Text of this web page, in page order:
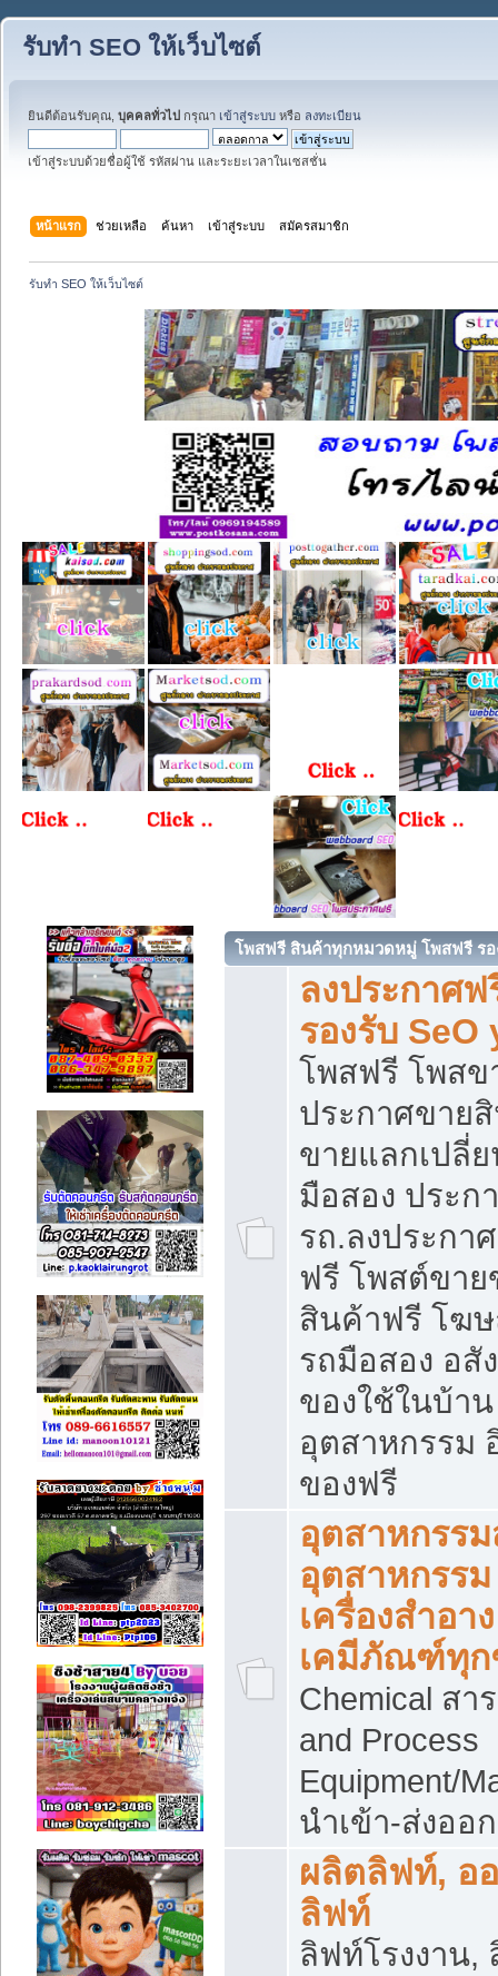
รับทำ SEO ให้เว็บไซต์
ยินดีต้อนรับคุณ, บุคคลทั่วไป กรุณา เข้าสู่ระบบ หรือ ลงทะเบียน
เข้าสู่ระบบด้วยชื่อผู้ใช้ รหัสผ่าน และระยะเวลาในเซสชั่น
หน้าแรก ช่วยเหลือ ค้นหา เข้าสู่ระบบ สมัครสมาชิก
รับทำ SEO ให้เว็บไซต์
โพสฟรี สินค้าทุกหมวดหมู่ โพสฟรี รอ
ลงประกาศ
รองรับ
โพสฟรี โพสข
ประกาศขาย
ขายแลกเปลี่
มือสอง ประก
รถ.ลงประกา
ฟรี โพสต์ขา
สินค้าฟรี โฆ
รถมือสอง อสั
ของใช้ในบ้า
อุตสาหกรรม
ของฟรี
อุตสาหกรรม
อุตสาหกรรม
เครื่องสำอา
เคมีภัณฑ์ทุ
Chemical สา
and Process
Equipment/
นำเข้า-ส่งอ
ผลิตลิฟท์, อ
ลิฟท์
ลิฟท์โรงงาน